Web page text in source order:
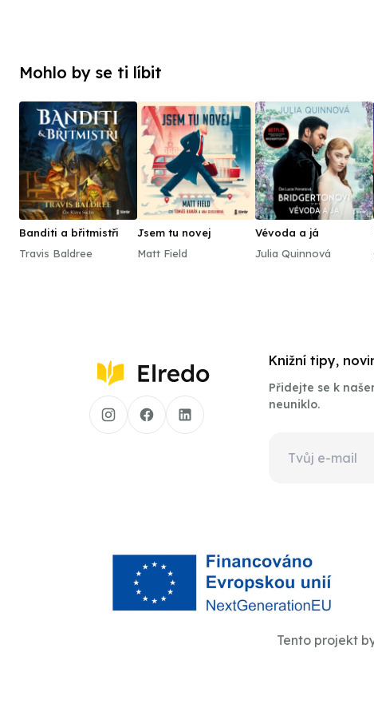
Mohlo by se ti líbit
Banditi a břitmistři
Travis Baldree
Jsem tu novej
Matt Field
Vévoda a já
Julia Quinnová
Knižní tipy,
Přidejte se k
neuniklo.
Tento projekt